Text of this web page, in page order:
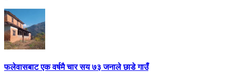
फलेवासबाट एक वर्षमै चार सय ७३ जनाले छाडे गाउँ